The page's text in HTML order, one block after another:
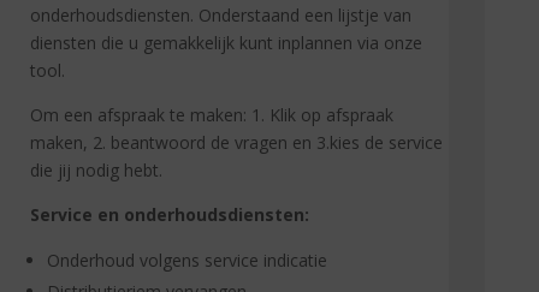
onderhoudsdiensten. Onderstaand een lijstje van
diensten die u gemakkelijk kunt inplannen via onze
tool.
Om een afspraak te maken: 1. Klik op afspraak
maken, 2. beantwoord de vragen en 3.kies de service
die jij nodig hebt.
Service en onderhoudsdiensten:
Onderhoud volgens service indicatie